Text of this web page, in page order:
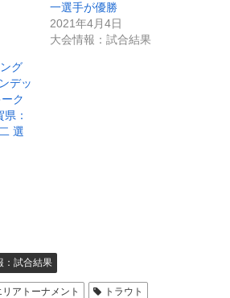
一選手が優勝
2021年4月4日
大会情報：試合結果
グ
デッ
ク
：
選
：試合結果
リアトーナメント
トラウト